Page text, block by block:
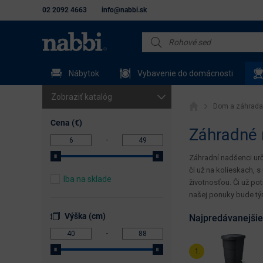
02 2092 4663 info@nabbi.sk
Nábytok Vybavenie do domácnosti
Dom a záhrada
Záhradné
Záhradní nadšenci
či už na kolieskach,
životnosťou. Či už
našej ponuky bude
Najpredávanejšie
Zobraziť katalóg
Záhradný nábytok
Slnečníky a tienenie
Hojdačky
Hojdacie siete
Cena (€)
Iba na sklade
Výška (cm)